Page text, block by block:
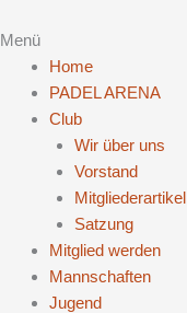
Menü
Home
PADEL ARENA
Club
Wir über uns
Vorstand
Mitgliederartikel
Satzung
Mitglied werden
Mannschaften
Jugend